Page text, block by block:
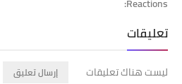
تعليقات
ليست هناك تعليقات إرسال تعليق